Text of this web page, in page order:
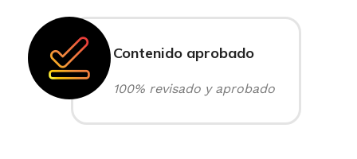
Contenido aprobado
100% revisado y aprobado